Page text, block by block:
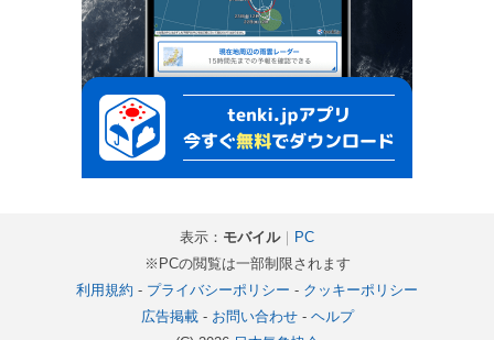
表示： モバイル｜ PC
※PCの閲覧は一部制限されます
利用規約 - プライバシーポリシー - クッキーポリシー
広告掲載- お問い合わせ- ヘルプ